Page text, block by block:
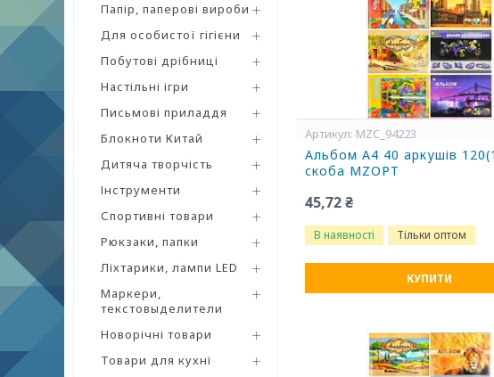
Папір, паперові вироби
Для особистої гігієни
Побутові дрібниці
Настільні ігри
Письмові приладдя
Блокноти Китай
Дитяча творчість
Інструменти
Спортивні товари
Рюкзаки, папки
Ліхтарики, лампи LED
Маркери,
текстовыделители
Новорічні товари
Товари для кухні
MZC_94223
Альбом А4 40 аркушів
скоба MZOPT
45,72 ₴
В наявності Тільки оптом
КУПИТИ